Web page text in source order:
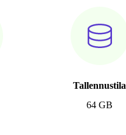
Tallennustila
64 GB